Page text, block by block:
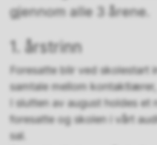
gjennom alle 3 årene.
1. årstrinn
Foresatte blir ved skolestart
samtale mellom
I slutten av august holdes
foresatte og skolen i vårt
sal.